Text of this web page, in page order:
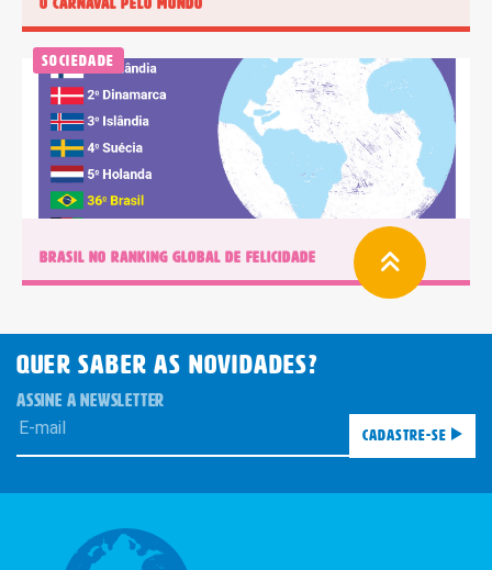
O Carnaval pelo mundo
Sociedade
BRASIL NO RANKING GLOBAL DE FELICIDADE
QUER SABER AS novidades?
ASSINE A NEWSLETTER
Cadastre-se